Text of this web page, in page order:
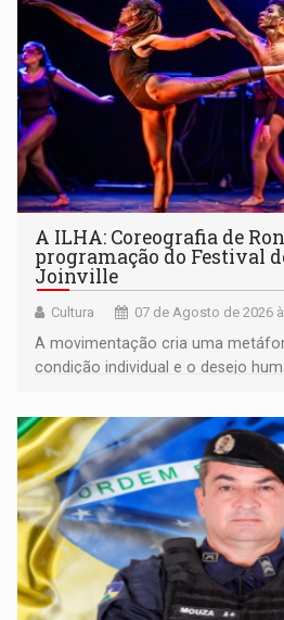
A ILHA: Coreografia de
programação do Festival
Joinville
Cultura 07 de Agosto de 2026
A movimentação cria uma
condição individual e o desejo